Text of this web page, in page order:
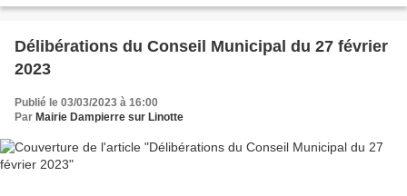
Délibérations du Conseil Municipal du 27 février
2023
Publié le 03/03/2023 à 16:00
Par Mairie Dampierre sur Linotte